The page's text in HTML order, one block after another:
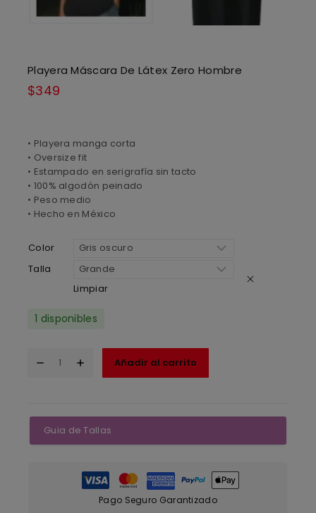
Playera Máscara De Látex Zero Hombre
$349
• Playera manga corta
• Oversize fit
• Estampado en serigrafía sin tacto
• 100% algodón peinado
• Peso medio
• Hecho en México
Color
Talla
Limpiar
1 disponibles
Añadir al carrito
Guia de Tallas
Pago Seguro Garantizado